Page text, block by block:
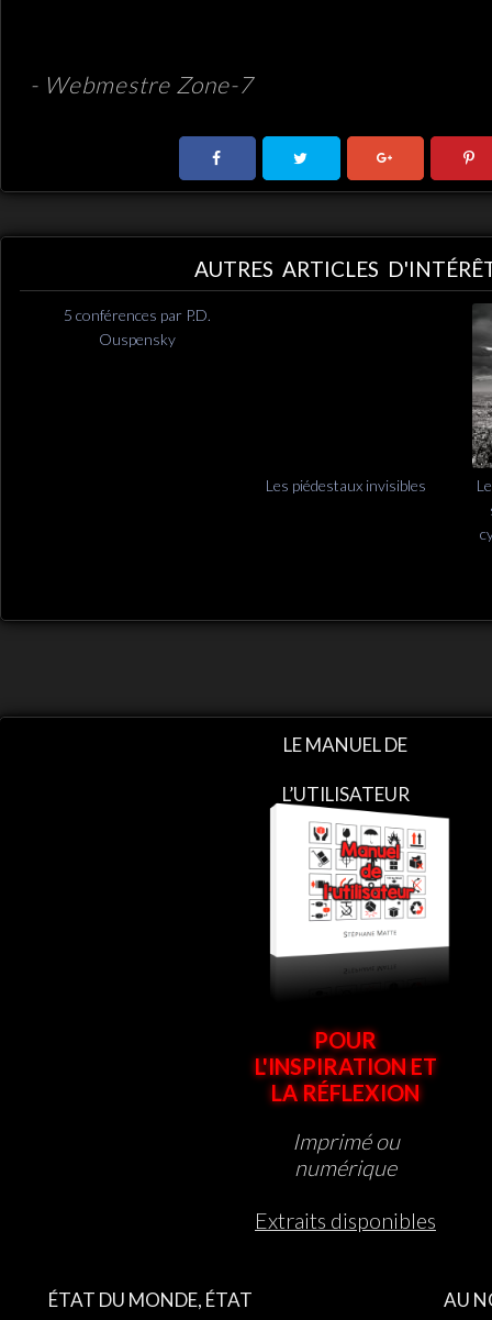
- Webmestre Zone-7
AUTRES ARTICLES
5 conférences par P.D.
Ouspensky
Les piédestaux invisibles
LE MANUEL DE
L’UTILISATEUR
POUR
L'INSPIRATION ET
LA RÉFLEXION
Imprimé ou
numérique
Extraits disponibles
ÉTAT DU MONDE, ÉTAT AU